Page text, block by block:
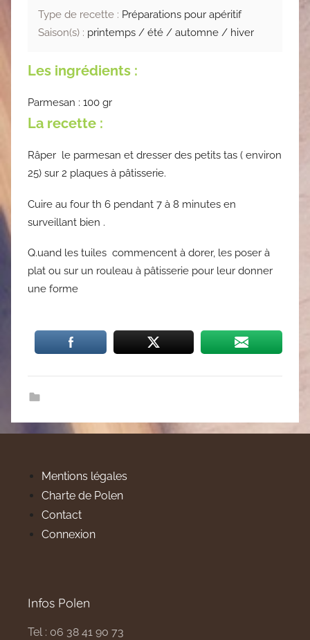
Type de recette : Préparations pour apéritif
Saison(s) : printemps / été / automne / hiver
Les ingrédients :
Parmesan : 100 gr
La recette :
Râper le parmesan et dresser des petits tas ( environ
25) sur 2 plaques à pâtisserie.
Cuire au four th 6 pendant 7 à 8 minutes en
surveillant bien .
Q.uand les tuiles commencent à dorer, les poser à
plat ou sur un rouleau à pâtisserie pour leur donner
une forme
Mentions légales
Charte de Polen
Contact
Connexion
Infos Polen
Tel : 06 38 41 90 73